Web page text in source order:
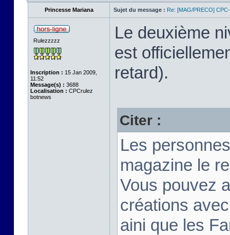
Princesse Mariana Sujet du message : Re: [MAG/PRECO]
Rulezzzzz
Inscription : 15 Jan 2009,
11:52
Message(s) : 3688
Localisation : CPCrulez
botnews
Le deuxième
est
retard).
Citer :
Les
magazine le
Vous pouvez
créations
aini que les